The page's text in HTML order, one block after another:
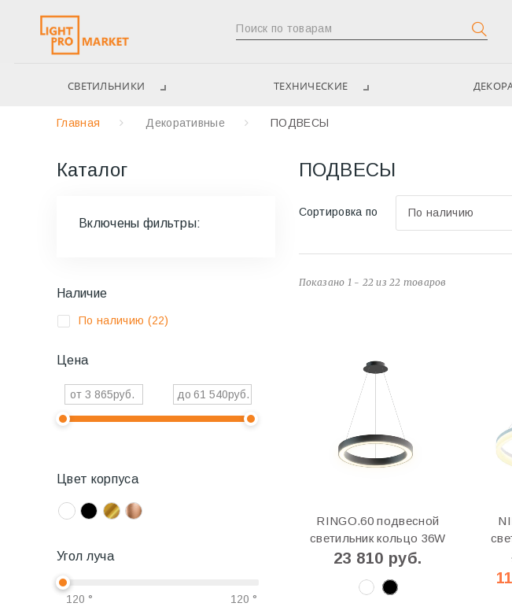
СВЕТИЛЬНИКИ ТЕХНИЧЕСКИЕ
Главная Декоративные ПОДВЕСЫ
ПОДВЕСЫ
Сортировка по По наличию
Показано 1 - 22 из 22 товаров
RINGO.60 подвесной
светильник кольцо 36W
23 810 руб.
Каталог
Включены фильтры:
Наличие
По наличию (22)
Цена
от до
Цвет корпуса
Угол луча